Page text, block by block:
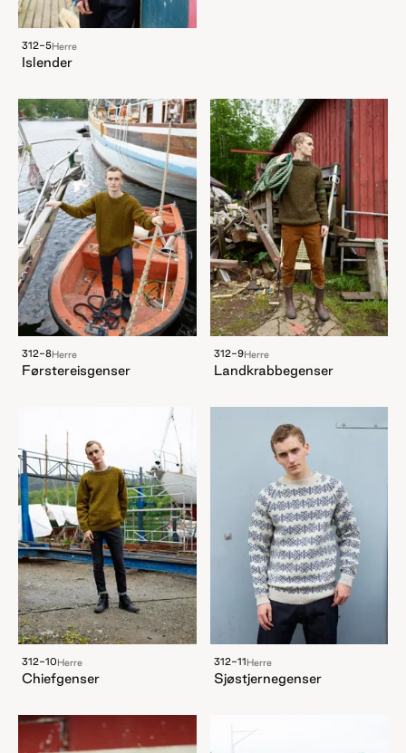
312-5Herre
Islender
312-8Herre
Førstereisgenser
312-9Herre
Landkrabbegenser
312-10Herre
Chiefgenser
312-11Herre
Sjøstjernegenser